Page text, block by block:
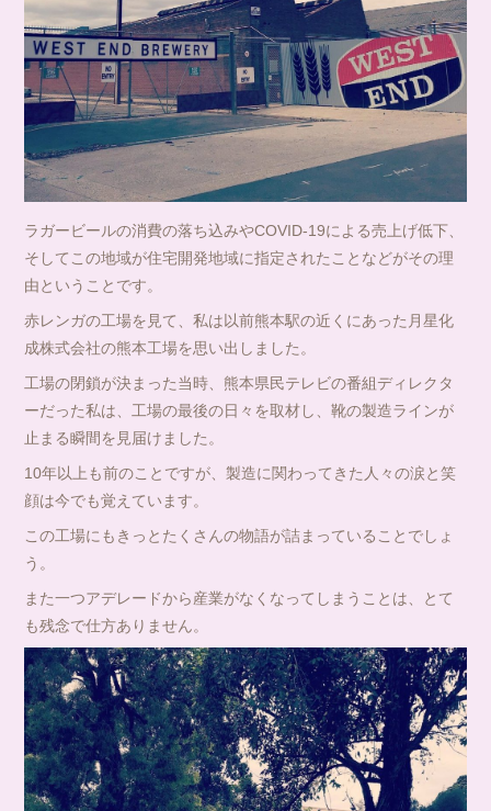
ラガービールの消費の落ち込みやCOVID-19による売上げ低下、
そしてこの地域が住宅開発地域に指定されたことなどがその理
由ということです。
赤レンガの工場を見て、私は以前熊本駅の近くにあった月星化
成株式会社の熊本工場を思い出しました。
工場の閉鎖が決まった当時、熊本県民テレビの番組ディレクタ
ーだった私は、工場の最後の日々を取材し、靴の製造ラインが
止まる瞬間を見届けました。
10年以上も前のことですが、製造に関わってきた人々の涙と笑
顔は今でも覚えています。
この工場にもきっとたくさんの物語が詰まっていることでしょ
う。
また一つアデレードから産業がなくなってしまうことは、とて
も残念で仕方ありません。